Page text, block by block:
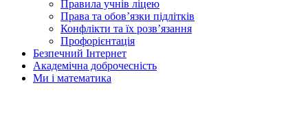
Правила учнів ліцею
Права та обов’язки підлітків
Конфлікти та їх розв’язання
Профорієнтація
Безпечний Інтернет
Академічна доброчесність
Ми і математика